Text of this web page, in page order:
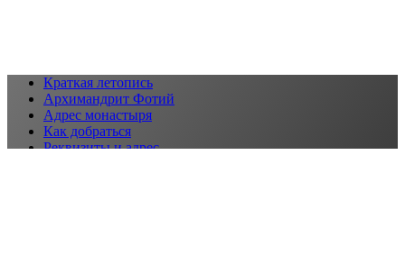
Краткая летопись
Архимандрит Фотий
Адрес монастыря
Как добраться
Реквизиты и адрес